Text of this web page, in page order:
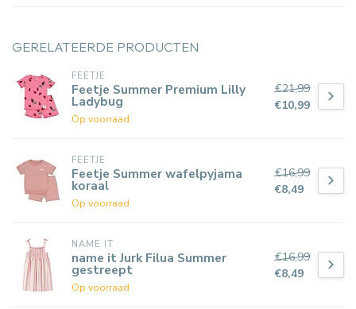
GERELATEERDE PRODUCTEN
FEETJE
Feetje Summer Premium Lilly
Ladybug
Op voorraad
€21,99
€10,99
FEETJE
Feetje Summer wafelpyjama
koraal
Op voorraad
€16,99
€8,49
NAME IT
name it Jurk Filua Summer
gestreept
Op voorraad
€16,99
€8,49